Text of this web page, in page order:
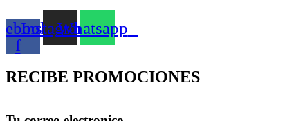
f
InstagramWhatsapp
RECIBE PROMOCIONES